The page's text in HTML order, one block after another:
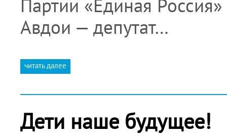
Партии «Единая
Авдои — депутат…
читать далее
Дети наше будущее!